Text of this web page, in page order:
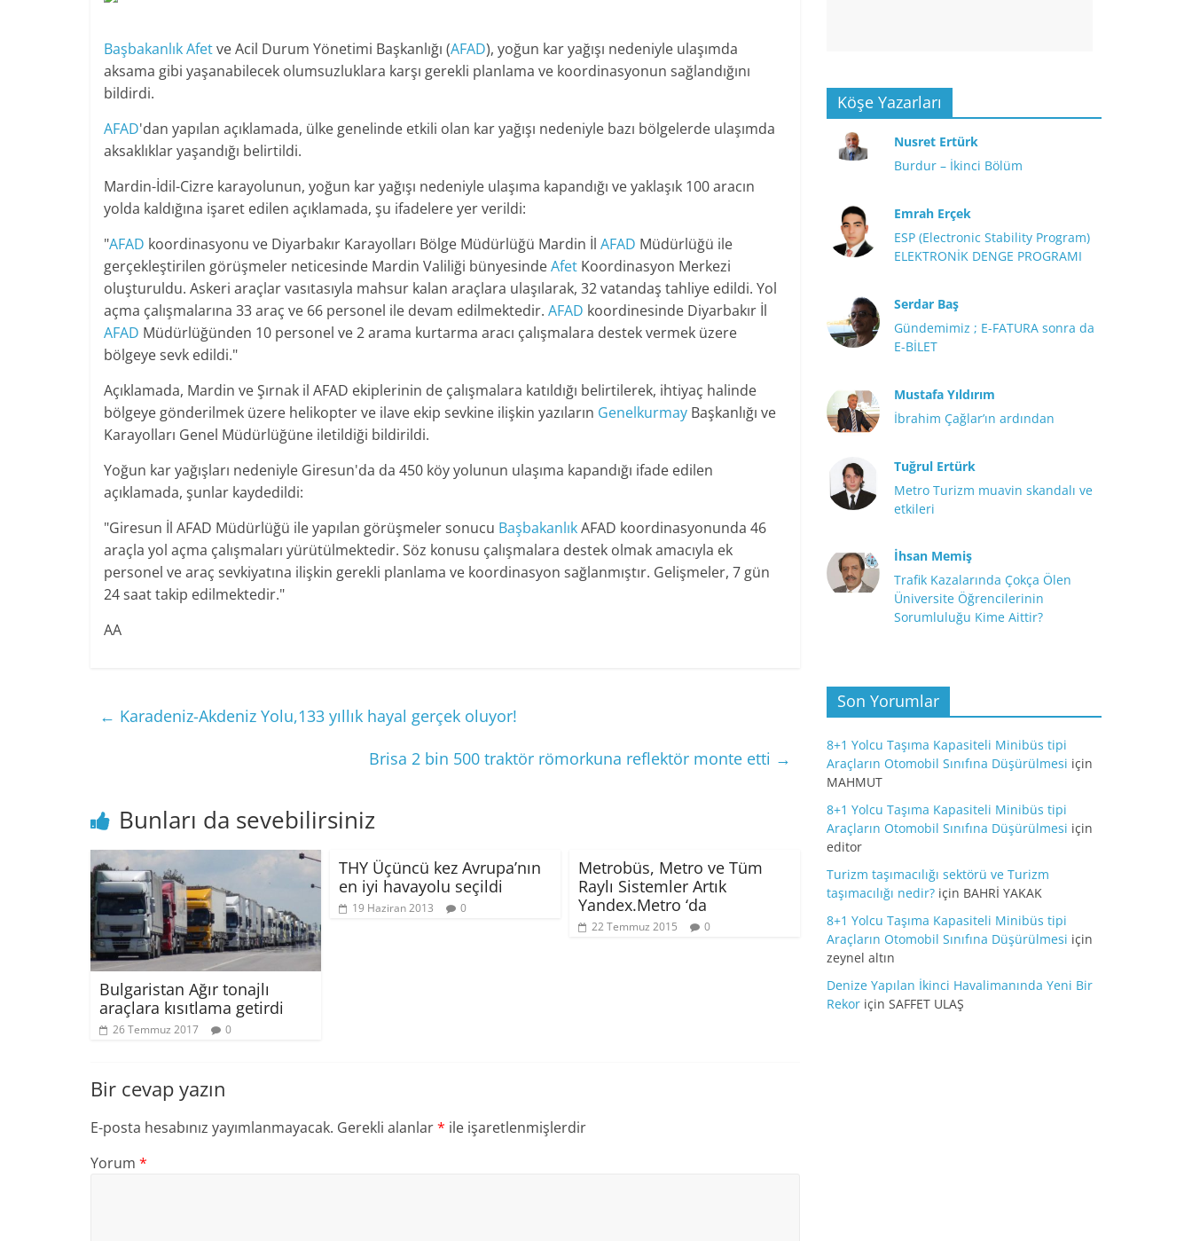
BaşbakanlıkAfetve Acil Durum Yönetimi Başkanlığı (AFAD), yoğun kar yağışı nedeniyle ulaşımda
aksama gibi yaşanabilecek olumsuzluklara karşı gerekli planlama ve koordinasyonun sağlandığını
bildirdi.
AFAD'dan yapılan açıklamada, ülke genelinde etkili olan kar yağışı nedeniyle bazı bölgelerde ulaşımda
aksaklıklar yaşandığı belirtildi.
Mardin-İdil-Cizre karayolunun, yoğun kar yağışı nedeniyle ulaşıma kapandığı ve yaklaşık 100 aracın
yolda kaldığına işaret edilen açıklamada, şu ifadelere yer verildi:
"AFAD koordinasyonu ve Diyarbakır Karayolları Bölge Müdürlüğü Mardin İl AFAD Müdürlüğü ile
gerçekleştirilen görüşmeler neticesinde Mardin Valiliği bünyesindeAfet Koordinasyon Merkezi
oluşturuldu. Askeri araçlar vasıtasıyla mahsur kalan araçlara ulaşılarak, 32 vatandaş tahliye edildi. Yol
açma çalışmalarına 33 araç ve 66 personel ile devam edilmektedir. AFAD koordinesinde Diyarbakır İl
AFAD Müdürlüğünden 10 personel ve 2 arama kurtarma aracı çalışmalara destek vermek üzere
bölgeye sevk edildi."
Açıklamada, Mardin ve Şırnak il AFAD ekiplerinin de çalışmalara katıldığı belirtilerek, ihtiyaç halinde
bölgeye gönderilmek üzere helikopter ve ilave ekip sevkine ilişkin yazıların Genelkurmay Başkanlığı ve
Karayolları Genel Müdürlüğüne iletildiği bildirildi.
Yoğun kar yağışları nedeniyle Giresun'da da 450 köy yolunun ulaşıma kapandığı ifade edilen
açıklamada, şunlar kaydedildi:
"Giresun İl AFAD Müdürlüğü ile yapılan görüşmeler sonucu BaşbakanlıkAFAD koordinasyonunda 46
araçla yol açma çalışmaları yürütülmektedir. Söz konusu çalışmalara destek olmak amacıyla ek
personel ve araç sevkiyatına ilişkin gerekli planlama ve koordinasyon sağlanmıştır. Gelişmeler, 7 gün
24 saat takip edilmektedir."
AA
← Karadeniz-Akdeniz Yolu,133 yıllık hayal gerçek oluyor!
Brisa 2 bin 500 traktör römorkuna reflektör monte etti →
Bunları da sevebilirsiniz
Bulgaristan Ağır tonajlı
araçlara kısıtlama getirdi
26 Temmuz 2017 0
THY Üçüncü kez Avrupa’nın
en iyi havayolu seçildi
19 Haziran 2013 0
Metrobüs, Metro ve Tüm
Raylı Sistemler Artık
Yandex.Metro ‘da
22 Temmuz 2015 0
Bir cevap yazın
E-posta hesabınız yayımlanmayacak. Gerekli alanlar* ile işaretlenmişlerdir
Yorum *
Köşe Yazarları
Nusret Ertürk
Burdur – İkinci Bölüm
Emrah Erçek
ESP (Electronic Stability Program)
ELEKTRONİK DENGE PROGRAMI
Serdar Baş
Gündemimiz ; E-FATURA sonra da
E-BİLET
Mustafa Yıldırım
İbrahim Çağlar’ın ardından
Tuğrul Ertürk
Metro Turizm muavin skandalı ve
etkileri
İhsan Memiş
Trafik Kazalarında Çokça Ölen
Üniversite Öğrencilerinin
Sorumluluğu Kime Aittir?
Son Yorumlar
8+1 Yolcu Taşıma Kapasiteli Minibüs tipi
Araçların Otomobil Sınıfına Düşürülmesi için
MAHMUT
8+1 Yolcu Taşıma Kapasiteli Minibüs tipi
Araçların Otomobil Sınıfına Düşürülmesi için
editor
Turizm taşımacılığı sektörü ve Turizm
taşımacılığı nedir? için BAHRİ YAKAK
8+1 Yolcu Taşıma Kapasiteli Minibüs tipi
Araçların Otomobil Sınıfına Düşürülmesi için
zeynel altın
Denize Yapılan İkinci Havalimanında Yeni Bir
Rekor için SAFFET ULAŞ